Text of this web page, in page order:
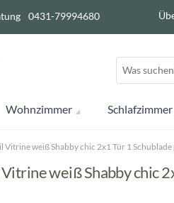
0431-79994680
Wohnzimmer Schlafzimmer
Vitrine weiß Shabby chic 2x1 Tür 1
weiß Shabby chic